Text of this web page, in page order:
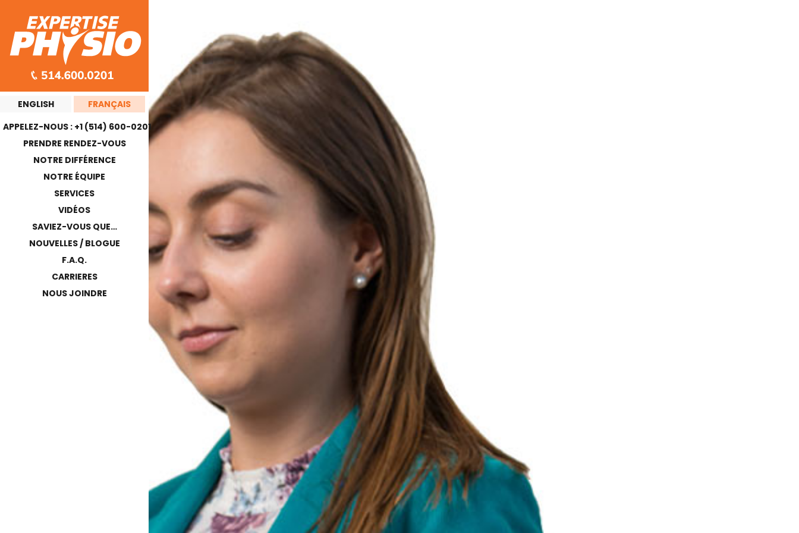
ENGLISH
FRANÇAIS
APPELEZ-NOUS : +1 (514) 600-0201
PRENDRE RENDEZ-VOUS
NOTRE DIFFÉRENCE
NOTRE ÉQUIPE
SERVICES
VIDÉOS
SAVIEZ-VOUS QUE…
NOUVELLES / BLOGUE
F.A.Q.
CARRIERES
NOUS JOINDRE